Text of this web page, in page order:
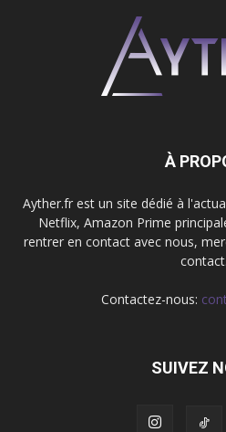
À
Ayther.fr est un site dédié à
Netflix, Amazon Prime
rentrer en contact avec nous,
contact.
Contactez-nous:
SUIVEZ